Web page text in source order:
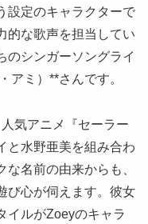
設定のキャラクターで
的な歌声を担当してい
のシンガーソングライ
アミ）**さんです。
気アニメ『セーラー
と水野亜美を組み合わ
名前の由来からも、
び心が伺えます。彼女
イルがZoeyのキャラ